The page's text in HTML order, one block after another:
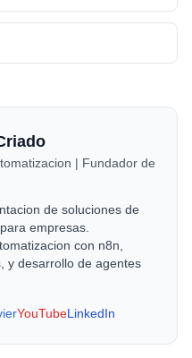
| Fundador de
de soluciones de
empresas.
con n8n,
y desarrollo de agentes
YouTubeLinkedIn